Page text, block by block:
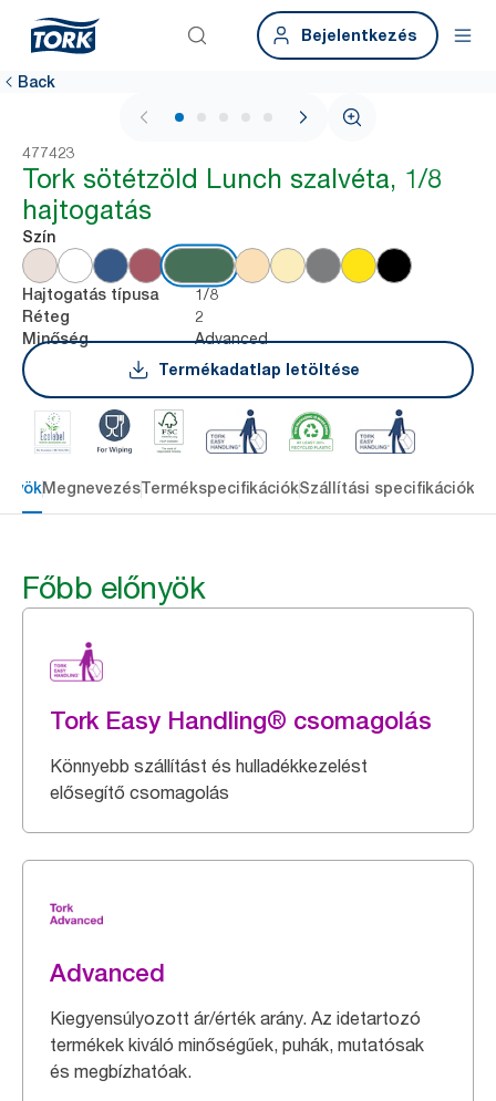
Bejelentkezés
Back
1 / 6
477423
Tork sötétzöld Lunch szalvéta, 1/8
hajtogatás
Szín
Hajtogatás típusa 1/8
Réteg 2
Minőség
Advanced
Termékadatlap letöltése
MegnevezésTermékspecifikációkSzállítási specifikációk
Főbb előnyök
Tork Easy Handling® csomagolás
Könnyebb szállítást és hulladékkezelést
elősegítő csomagolás
Advanced
Kiegyensúlyozott ár/érték arány. Az idetartozó
termékek kiváló minőségűek, puhák, mutatósak
és megbízhatóak.